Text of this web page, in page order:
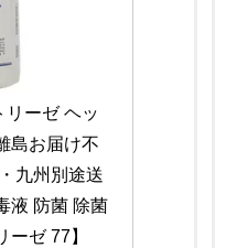
リーゼ ヘッ
島お届け不
九州別途送
液 防菌 除菌
ーゼ 77】